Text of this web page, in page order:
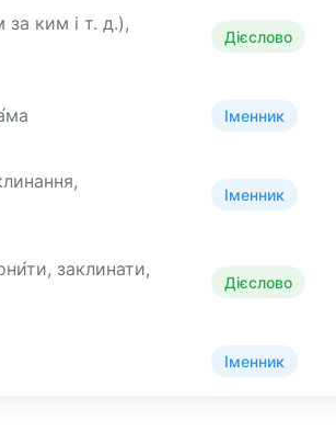
за ким і т. д.),
Дієслово
Іменник
Іменник
заклинати,
Дієслово
Іменник